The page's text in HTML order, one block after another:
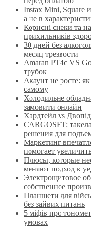
Instax Mini, Square
а не в
Корисні снеки та
прихильників
30 дней без
месяц трезвости
Amaran PT4c VS
трубок
Акаунт не росте:
самому
Холодильне
замовити онлайн
Хардтейл vs
CARGOSET:
решения для
Маркетинг
помогает
Плюсы, которые
меняют подход к
Электрощитовое
собственное
Планшети для
без зайвих питань
5 міфів про
умовах